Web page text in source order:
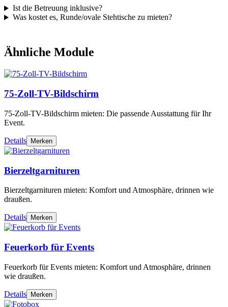
Ist die Betreuung inklusive?
Was kostet es, Runde/ovale Stehtische zu mieten?
Ähnliche Module
75-Zoll-TV-Bildschirm
75-Zoll-TV-Bildschirm mieten: Die passende Ausstattung für Ihr
Event.
Details Merken
Bierzeltgarnituren
Bierzeltgarnituren mieten: Komfort und Atmosphäre, drinnen wie
draußen.
Details Merken
Feuerkorb für Events
Feuerkorb für Events mieten: Komfort und Atmosphäre, drinnen
wie draußen.
Details Merken